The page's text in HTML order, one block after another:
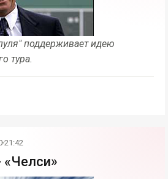
поддерживает идею
тура.
21:42
«Челси»